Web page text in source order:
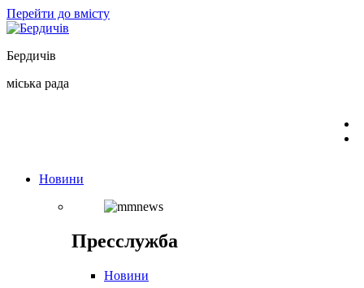
Перейти до вмісту
Бердичів
міська рада
Новини
Пресслужба
Новини